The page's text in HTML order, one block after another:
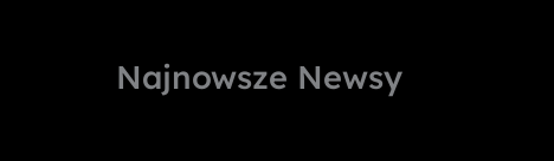
Najnowsze Newsy